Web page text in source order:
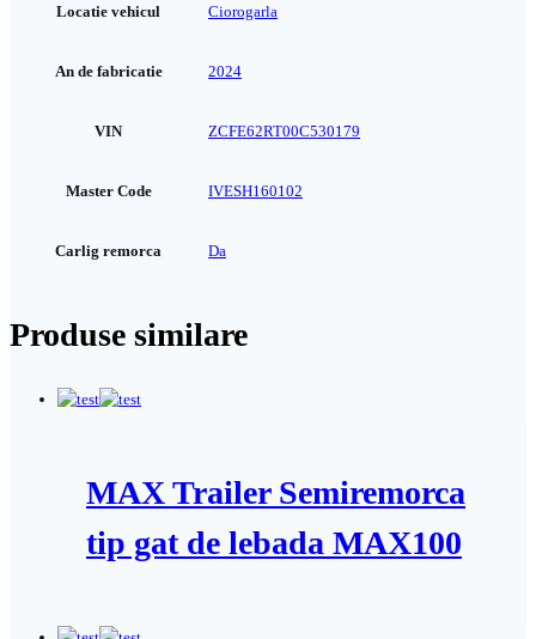
Locatie vehicul Ciorogarla
An de fabricatie 2024
VIN ZCFE62RT00C530179
Master Code IVESH160102
Carlig remorca Da
Produse similare
MAX Trailer Semiremorca
tip gat de lebada MAX100